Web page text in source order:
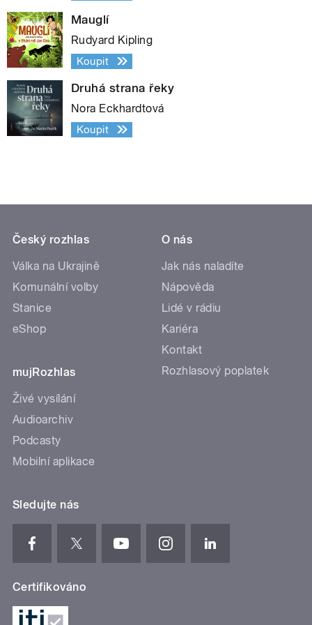
Mauglí
Rudyard Kipling
Koupit
Druhá strana řeky
Nora Eckhardtová
Koupit
Český rozhlas
Válka na Ukrajině
Komunální volby
Stanice
eShop
mujRozhlas
Živé vysílání
Audioarchiv
Podcasty
Mobilní aplikace
O nás
Jak nás naladíte
Nápověda
Lidé v rádiu
Kariéra
Kontakt
Rozhlasový poplatek
Sledujte nás
Certifikováno